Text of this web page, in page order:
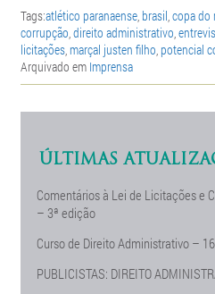
Tags:atlético paranaense, brasil,copa do
corrupção,direito administrativo,
licitações, marçal justen filho, potencial
Arquivado em Imprensa
ÚLTIMAS
Comentários à Lei de Licitações e
– 3ª edição
Curso de Direito Administrativo –
PUBLICISTAS: DIREITO